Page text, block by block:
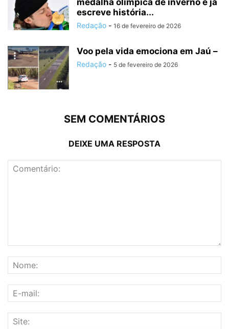
medalha olímpica de inverno e já
escreve história...
Redação - 16 de fevereiro de 2026
Voo pela vida emociona em Jaú –
Redação - 5 de fevereiro de 2026
SEM COMENTÁRIOS
DEIXE UMA RESPOSTA